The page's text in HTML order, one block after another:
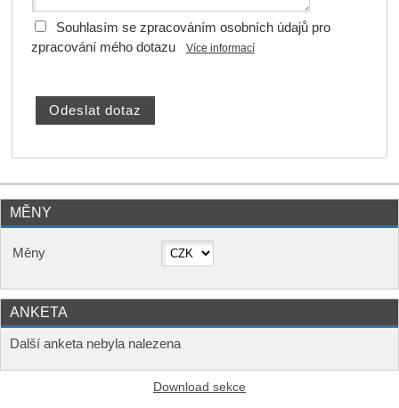
Souhlasím se zpracováním osobních údajů pro
zpracování mého dotazu
Více informací
MĚNY
Měny
ANKETA
Další anketa nebyla nalezena
Download sekce